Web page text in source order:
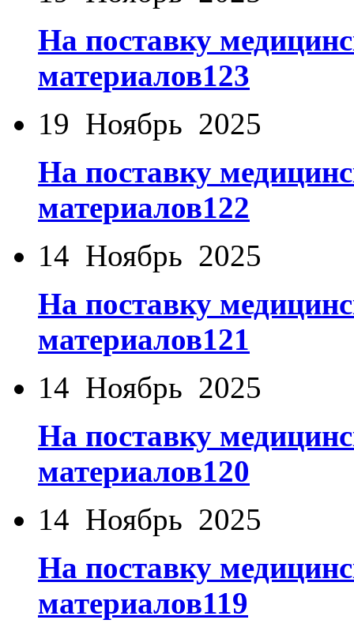
На поставку
материалов123
19 Ноябрь 2025
На поставку
материалов122
14 Ноябрь 2025
На поставку
материалов121
14 Ноябрь 2025
На поставку
материалов120
14 Ноябрь 2025
На поставку
материалов119